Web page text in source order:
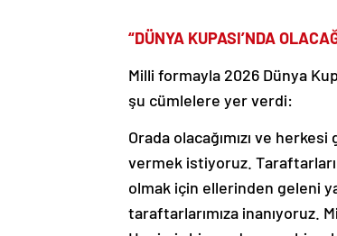
“DÜNYA KUPASI’NDA
Milli formayla 2026 Dünya
şu cümlelere yer verdi:
Orada olacağımızı ve
vermek istiyoruz.
olmak için ellerinden geleni
taraftarlarımıza inanıyoruz.